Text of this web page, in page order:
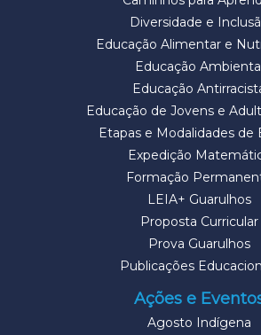
Diversidade e
Educação Alimentar e
Educação
Educação
Educação de Jovens e
Etapas e Modalidades de
Expedição
Formação
LEIA+ Guarulhos
Proposta Curricular
Prova Guarulhos
Publicações
Ações e
Agosto Indígena